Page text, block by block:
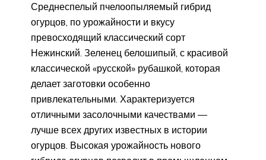
Среднеспелый пчелоопыляемый гибрид
огурцов, по урожайности и вкусу
превосходящий классический сорт
Нежинский. Зеленец белошипый, с красивой
классической «русской» рубашкой, которая
делает заготовки особенно
привлекательными. Характеризуется
отличными засолочными качествами —
лучше всех других известных в истории
огурцов. Высокая урожайность нового